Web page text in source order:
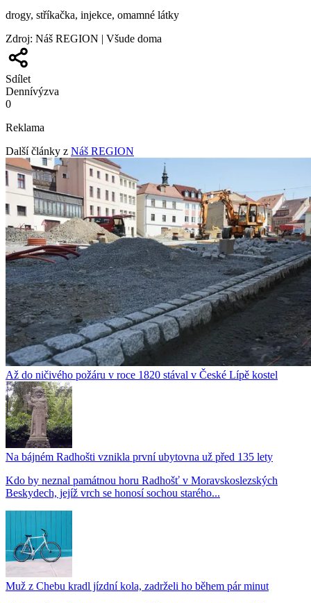
drogy, stříkačka, injekce, omamné látky
Zdroj: Náš REGION | Všude doma
Sdílet
Dennívýzva
0
Reklama
Další články z Náš REGION
Až do ničivého požáru v roce 1820 stával v České Lípě kostel
Na bájném Radhošti vznikla první ubytovna už před 135 lety
Kdo by neznal památnou horu Radhošť v Moravskoslezských
Beskydech, jejíž vrch se honosí sochou starého...
Muž z Chebu kradl jízdní kola, zadrželi ho během pár minut